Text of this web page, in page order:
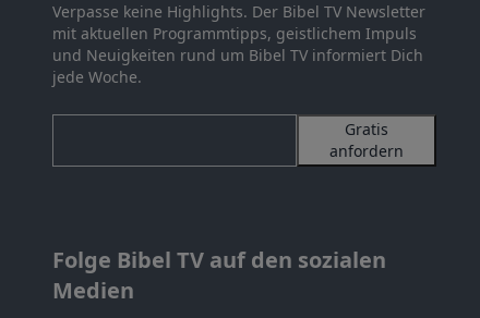
Verpasse keine Highlights. Der Bibel TV Newsletter
mit aktuellen Programmtipps, geistlichem Impuls
und Neuigkeiten rund um Bibel TV informiert Dich
jede Woche.
Gratis
anfordern
Folge Bibel TV auf den sozialen
Medien